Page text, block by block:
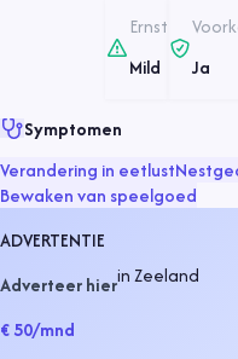
Ernst
Mild
Ja
Symptomen
Verandering in eetlust
Bewaken van speelgoed
ADVERTENTIE
Adverteer hierinZeeland
€ 50/mnd